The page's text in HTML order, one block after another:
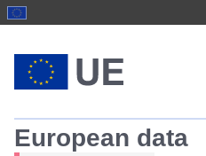
European data